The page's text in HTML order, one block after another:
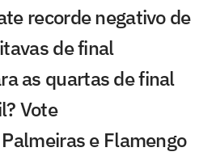
recorde negativo de
de final
as quartas de final
Vote
e Flamengo